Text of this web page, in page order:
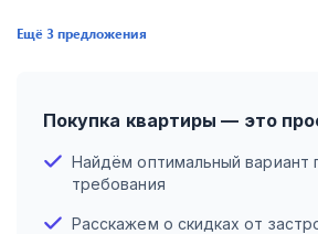
Ещё3предложения
Покупка квартиры — это
Найдём оптимальный вариант
требования
Расскажем о скидках от